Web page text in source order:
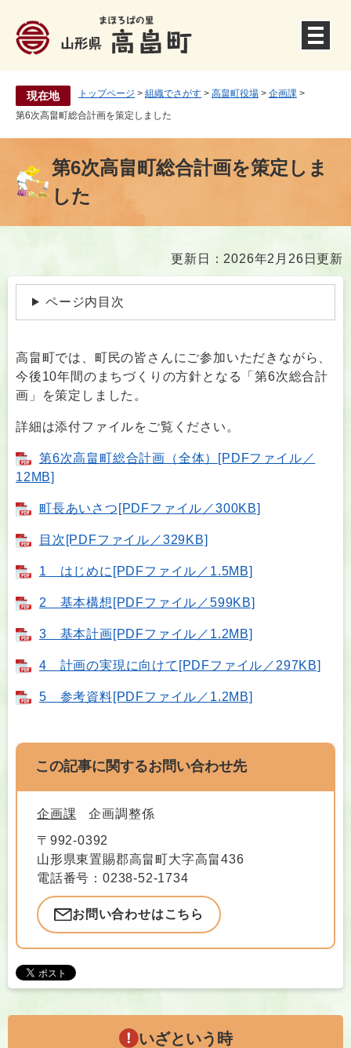
。
現在地 トップページ > 組織でさがす > 高畠町役場 > 企画課 >
第6次高畠町総合計画を策定しました
第6次高畠町総合計画を策定しま
した
文
更新日：2026年2月26日更新
ページ内目次
高畠町では、町民の皆さんにご参加いただきながら、
今後10年間のまちづくりの方針となる「第6次総合計
画」を策定しました。
詳細は添付ファイルをご覧ください。
第6次高畠町総合計画（全体）[PDFファイル／
12MB]
町長あいさつ[PDFファイル／300KB]
目次[PDFファイル／329KB]
1 はじめに[PDFファイル／1.5MB]
2 基本構想[PDFファイル／599KB]
3 基本計画[PDFファイル／1.2MB]
4 計画の実現に向けて[PDFファイル／297KB]
5 参考資料[PDFファイル／1.2MB]
この記事に関するお問い合わせ先
企画課
企画調整係
〒992-0392
山形県東置賜郡高畠町大字高畠436
電話番号：0238-52-1734
お問い合わせはこちら
いざという時